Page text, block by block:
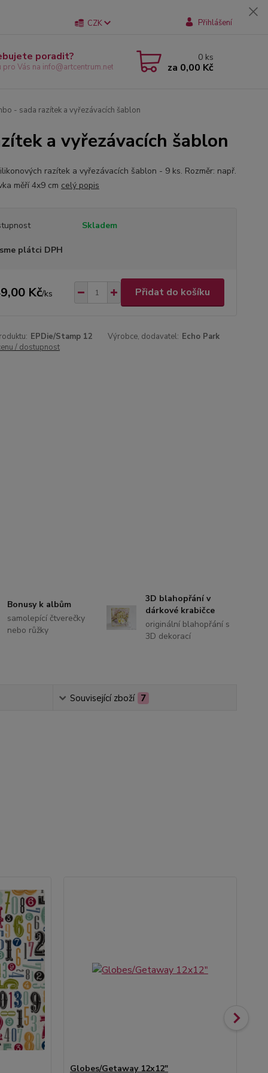
CZK Přihlášení
poradit?
pro Vás na info@artcentrum.net
0 ks
za 0,00 Kč
- sada razítek a vyřezávacích šablon
a vyřezávacích šablon
razítek a vyřezávacích šablon - 9 ks. Rozměr: např.
měří 4x9 cm celý popis
Skladem
plátci DPH
Kč/ks Přidat do košíku
EPDie/Stamp 12 Výrobce, dodavatel: Echo Park
/ dostupnost
Bonusy k albům
samolepící čtverečky
nebo růžky
3D blahopřání v
dárkové krabičce
originální blahopřání s
3D dekorací
Související zboží 7
Globes/Getaway 12x12"